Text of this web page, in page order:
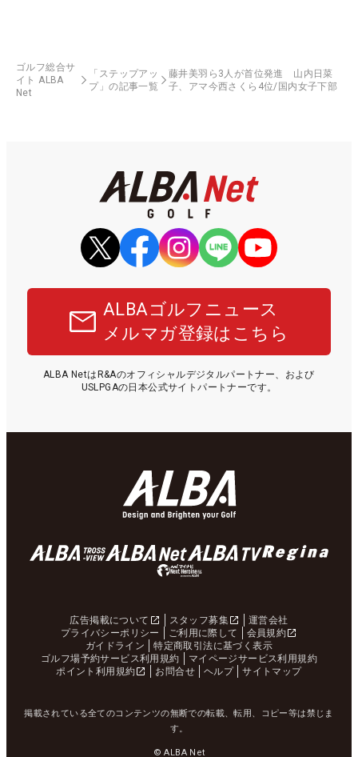
ゴルフ総合サ
イト ALBA
Net
「ステップアッ
プ」の記事一覧
藤井美羽ら3人が首位発進 山内日菜
子、アマ今西さくら4位/国内女子下部
ALBAゴルフニュース
メルマガ登録はこちら
ALBA NetはR&Aのオフィシャルデジタルパートナー、および
USLPGAの日本公式サイトパートナーです。
広告掲載について スタッフ募集
運営会社
プライバシーポリシー
ご利用に際して
会員規約
ガイドライン
特定商取引法に基づく表示
ゴルフ場予約サービス利用規約
マイページサービス利用規約
ポイント利用規約
お問合せ ヘルプ サイトマップ
掲載されている全てのコンテンツの無断での転載、転用、コピー等は禁じま
す。
© ALBA Net